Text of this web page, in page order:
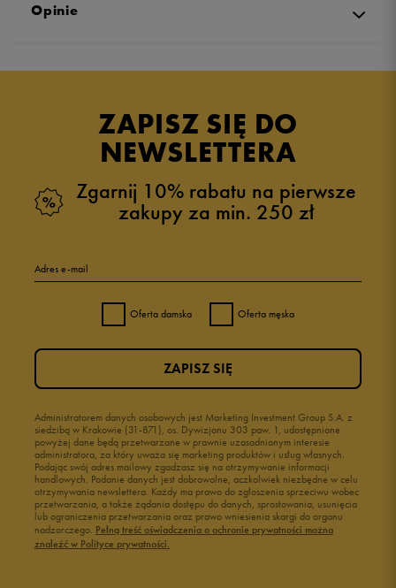
Opinie
ZAPISZ SIĘ DO
NEWSLETTERA
Zgarnij 10% rabatu na pierwsze
zakupy za min. 250 zł
Adres e-mail
Oferta damska Oferta męska
Administratorem danych osobowych jest Marketing Investment Group S.A. z
siedzibą w Krakowie (31-871), os. Dywizjonu 303 paw. 1, udostępnione
powyżej dane będą przetwarzane w prawnie uzasadnionym interesie
administratora, za który uważa się marketing produktów i usług własnych.
Podając swój adres mailowy zgadzasz się na otrzymywanie informacji
handlowych. Podanie danych jest dobrowolne, aczkolwiek niezbędne w celu
otrzymywania newslettera. Każdy ma prawo do zgłoszenia sprzeciwu wobec
przetwarzania, a także żądania dostępu do danych, sprostowania, usunięcia
lub ograniczenia przetwarzania oraz prawo wniesienia skargi do organu
nadzorczego. Pełną treść oświadczenia o ochronie prywatności można
znaleźć w Polityce prywatności.
ZAPISZ SIĘ